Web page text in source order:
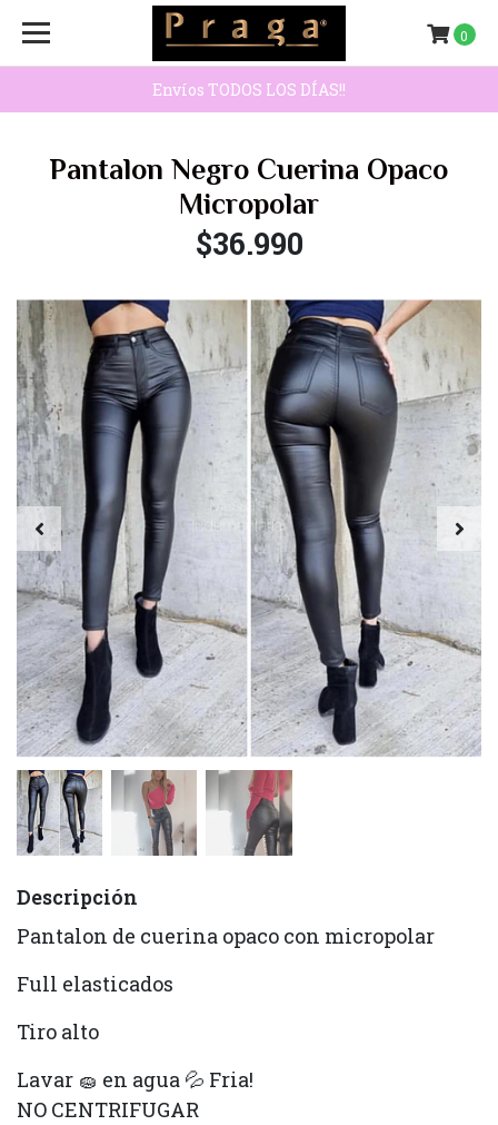
Envíos TODOS LOS DÍAS!!
0
Pantalon Negro Cuerina Opaco
Micropolar
$36.990
Descripción
Pantalon de cuerina opaco con micropolar
Full elasticados
Tiro alto
Lavar 🧽 en agua 💦 Fria!
NO CENTRIFUGAR